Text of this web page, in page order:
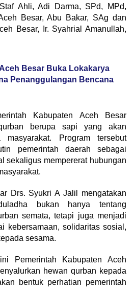
Ahli, Adi Darma, SPd, MPd,
Besar, Abu Bakar, SAg dan
Besar, Ir. Syahrial Amanullah,
Besar Buka Lokakarya
Penanggulangan Bencana
Kabupaten Aceh Besar
berupa sapi yang akan
masyarakat. Program tersebut
pemerintah daerah sebagai
sekaligus mempererat hubungan
Drs. Syukri A Jalil mengatakan
bukan hanya tentang
semata, tetapi juga menjadi
kebersamaan, solidaritas sosial,
sesama.
Pemerintah Kabupaten Aceh
hewan qurban kepada
bentuk perhatian pemerintah